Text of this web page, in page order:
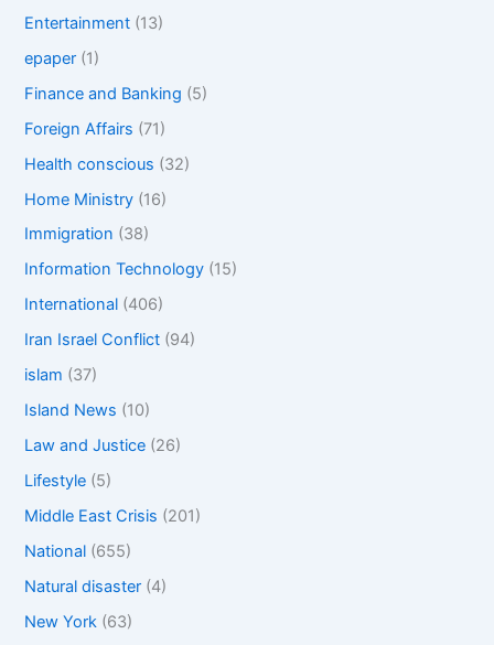
Entertainment (13)
epaper (1)
Finance and Banking (5)
Foreign Affairs (71)
Health conscious (32)
Home Ministry (16)
Immigration (38)
Information Technology (15)
International (406)
Iran Israel Conflict (94)
islam (37)
Island News (10)
Law and Justice (26)
Lifestyle (5)
Middle East Crisis (201)
National (655)
Natural disaster (4)
New York (63)